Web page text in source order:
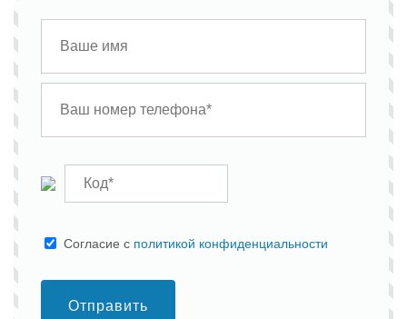
Cогласие с политикой конфиденциальности
Отправить